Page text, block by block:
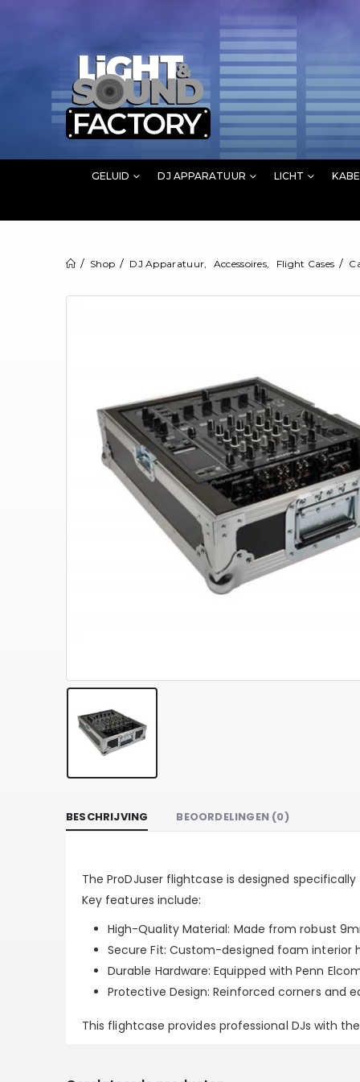
GELUID DJ APPARATUUR LICHT
Shop DJ Apparatuur Accessoires Flight Cases
BESCHRIJVING BEOORDELINGEN (0)
The ProDJuser flightcase is designed
Key features include:
High-Quality Material: Made from robust
Secure Fit: Custom-designed foam interior
Durable Hardware: Equipped with Penn
Protective Design: Reinforced corners and
This flightcase provides professional DJs with